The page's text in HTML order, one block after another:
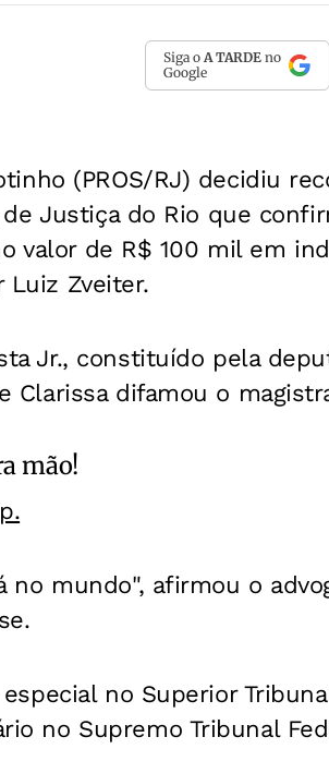
Siga o A TARDE no
Google
(PROS/RJ) decidiu
de Justiça do Rio que
valor de R$ 100 mil em
Luiz Zveiter.
Jr., constituído pela
Clarissa difamou o
mão!
no mundo", afirmou o
no Superior
no Supremo Tribunal